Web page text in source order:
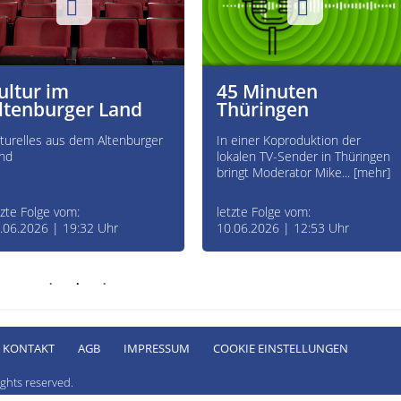
im
Land
aus dem Altenburger
Folge vom:
| 19:32 Uhr
45 Minuten
Thüringen
In einer Koproduktion der
lokalen TV-Sender in Thüringen
bringt Moderator Mike... [mehr]
letzte Folge vom:
10.06.2026 | 12:53 Uhr
KONTAKT AGB IMPRESSUM COOKIE EINSTELLUNGEN
reserved.